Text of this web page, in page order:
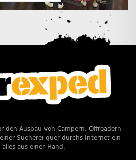
den Ausbau von Campern, Offroadern
Sucherei quer durchs Internet ein
aus einer Hand.